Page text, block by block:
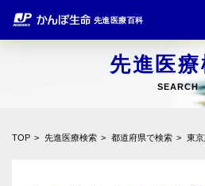
先進医療百科
先進医
SEARCH
TOP 先進医療検索 都道府県で検索 東